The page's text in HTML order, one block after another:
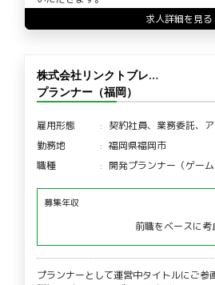
求人詳細を見る
株式会社リンクトブレ…
プランナー（福岡）
雇用形態
契約社員、業務委託、
勤務地
福岡県福岡市
職種
開発プランナー（ゲー
募集年収
前職をベースに考
プランナーとして運営中タイトルにご参